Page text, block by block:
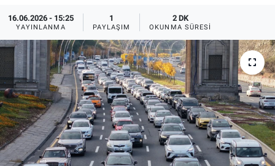
16.06.2026 - 15:25
YAYINLANMA
1
PAYLAŞIM
2 DK
OKUNMA SÜRESI